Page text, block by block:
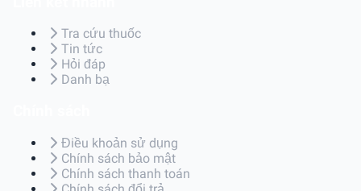
Tra cứu thuốc
Tin tức
Hỏi đáp
Danh bạ
Điều khoản sử dụng
Chính sách bảo mật
Chính sách thanh toán